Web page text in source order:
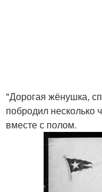
"Дорогая жёнушка,
побродил несколько
вместе с полом.